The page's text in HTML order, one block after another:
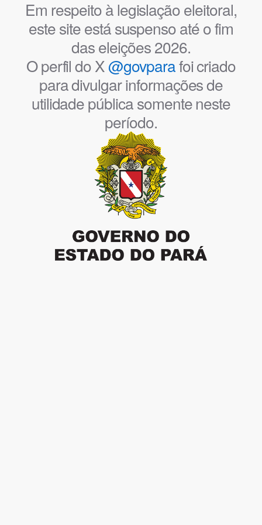
Em respeito à legislação eleitoral,
este site está suspenso até o fim
das eleições 2026.
O perfil do X@govparafoi criado
para divulgar informações de
utilidade pública somente neste
período.